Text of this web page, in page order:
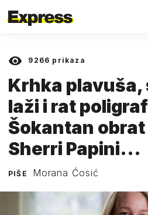
9266 prikaza
Krhka plavuša,
laži i rat
Šokantan
Sherri Papini...
PIŠE Morana Ćosić